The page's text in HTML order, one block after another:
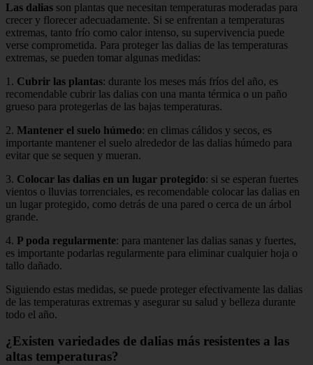
Las dalias son plantas que necesitan temperaturas moderadas para
crecer y florecer adecuadamente. Si se enfrentan a temperaturas
extremas, tanto frío como calor intenso, su supervivencia puede
verse comprometida. Para proteger las dalias de las temperaturas
extremas, se pueden tomar algunas medidas:
1. Cubrir las plantas: durante los meses más fríos del año, es
recomendable cubrir las dalias con una manta térmica o un paño
grueso para protegerlas de las bajas temperaturas.
2. Mantener el suelo húmedo: en climas cálidos y secos, es
importante mantener el suelo alrededor de las dalias húmedo para
evitar que se sequen y mueran.
3. Colocar las dalias en un lugar protegido: si se esperan fuertes
vientos o lluvias torrenciales, es recomendable colocar las dalias en
un lugar protegido, como detrás de una pared o cerca de un árbol
grande.
4. P poda regularmente: para mantener las dalias sanas y fuertes,
es importante podarlas regularmente para eliminar cualquier hoja o
tallo dañado.
Siguiendo estas medidas, se puede proteger efectivamente las dalias
de las temperaturas extremas y asegurar su salud y belleza durante
todo el año.
¿Existen variedades de dalias más resistentes a las
altas temperaturas?